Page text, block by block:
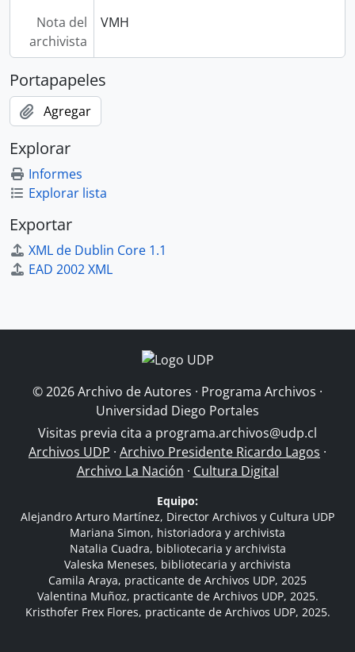
Nota del
archivista
VMH
Portapapeles
Agregar
Explorar
Informes
Explorar lista
Exportar
XML de Dublin Core 1.1
EAD 2002 XML
© 2026 Archivo de Autores · Programa Archivos ·
Universidad Diego Portales
Visitas previa cita a programa.archivos@udp.cl
Archivos UDP · Archivo Presidente Ricardo Lagos ·
Archivo La Nación · Cultura Digital
Equipo:
Alejandro Arturo Martínez, Director Archivos y Cultura UDP
Mariana Simon, historiadora y archivista
Natalia Cuadra, bibliotecaria y archivista
Valeska Meneses, bibliotecaria y archivista
Camila Araya, practicante de Archivos UDP, 2025
Valentina Muñoz, practicante de Archivos UDP, 2025.
Kristhofer Frex Flores, practicante de Archivos UDP, 2025.